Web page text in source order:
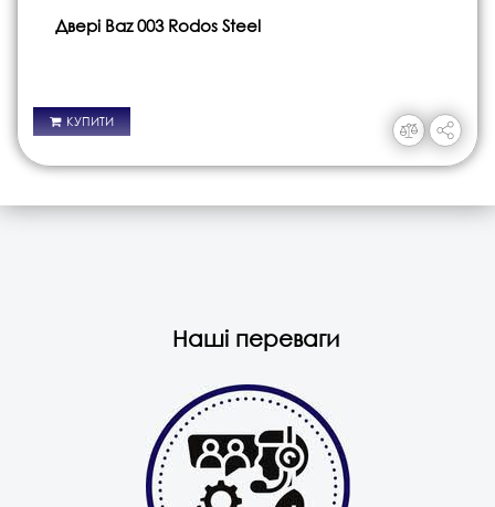
Двері Baz 003 Rodos Steel
КУПИТИ
Наші переваги